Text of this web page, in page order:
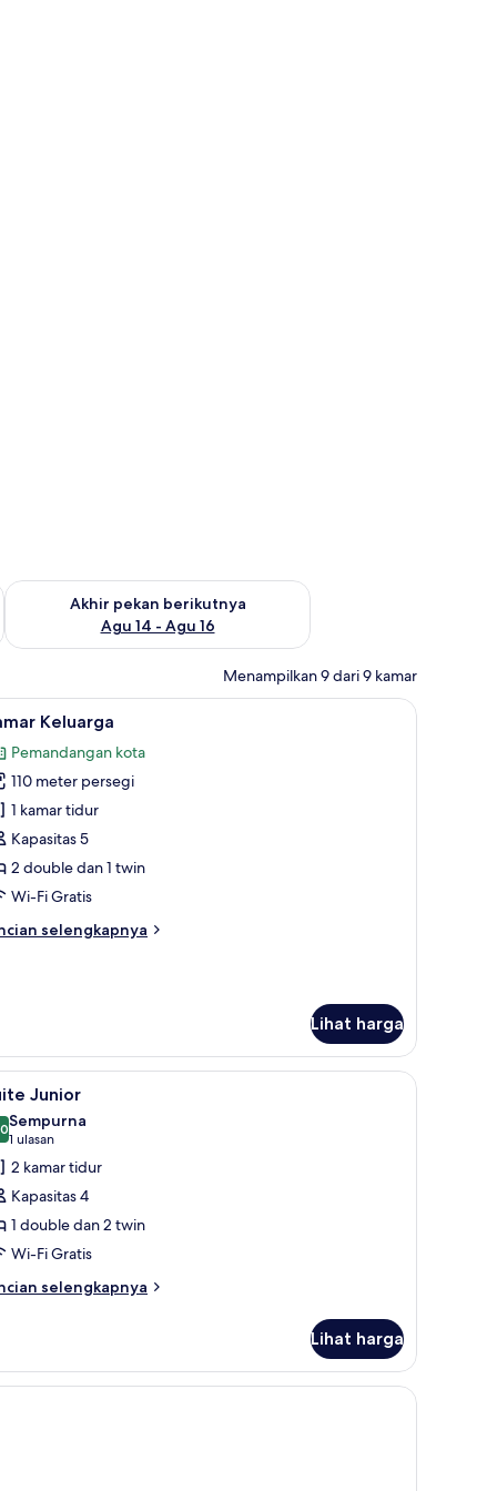
Agu 7 - Agu 9
Akhir pekan berikutnya
Agu 14 - Agu 16
Periksa ketersediaan untuk akhir pekan berikutnya Agu 14 -
Menampilkan 9 dari 9 kamar
brankas, dan meja kerja Kamar Keluarga | Seprai premium, minibar,
8 Keluarga
Pemandangan kota
110 meter persegi
1 kamar tidur
Kapasitas 5
2 double dan 1 twin
Wi-Fi Gratis
selengkapnya
Lihat harga
kerja Suite Junior | Seprai premium, minibar,
1 Junior
dari 10
Sempurna
1 ulasan
(1
ulasan)
2 kamar tidur
Kapasitas 4
1 double dan 2 twin
Wi-Fi Gratis
selengkapnya
Lihat harga